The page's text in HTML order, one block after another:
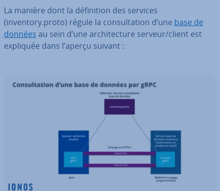
La manière dont la dé­fi­ni­tion des services
(inventory.proto) régule la con­sul­ta­tion d’une base de
données au sein d’une ar­chi­tec­ture serveur/client est
expliquée dans l’aperçu suivant :